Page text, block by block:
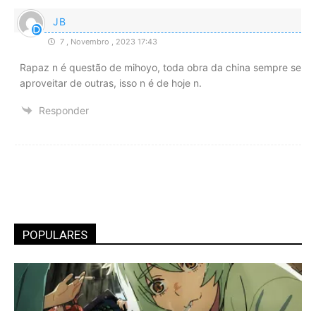
JB
7 , Novembro , 2023 17:43
Rapaz n é questão de mihoyo, toda obra da china sempre se
aproveitar de outras, isso n é de hoje n.
Responder
POPULARES